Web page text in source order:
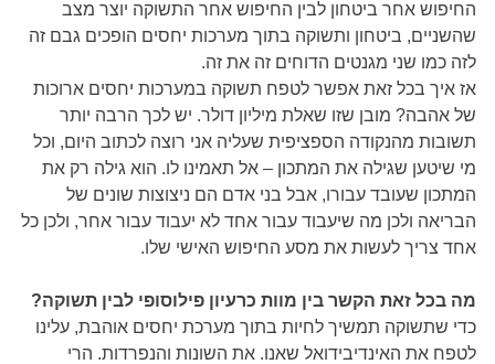
החיפוש אחר ביטחון לבין החיפוש אחר התשוקה יוצר מצב
שהשניים, ביטחון ותשוקה בתוך מערכות יחסים הופכים גבם זה
לזה כמו שני מגנטים הדוחים זה את זה.
אז איך בכל זאת אפשר לטפח תשוקה במערכות יחסים ארוכות
של אהבה? מובן שזו שאלת מיליון דולר. יש לכך הרבה יותר
תשובות מהנקודה הספציפית שעליה אני רוצה לכתוב היום, וכל
מי שיטען שגילה את המתכון – אל תאמינו לו. הוא גילה רק את
המתכון שעובד עבורו, אבל בני אדם הם ניצוצות שונים של
הבריאה ולכן מה שיעבוד עבור אחד לא יעבוד עבור אחר, ולכן כל
אחד צריך לעשות את מסע החיפוש האישי שלו.
מה בכל זאת הקשר בין מוות כרעיון פילוסופי לבין תשוקה?
כדי שתשוקה תמשיך לחיות בתוך מערכת יחסים אוהבת, עלינו
לטפח את האינדיבידואל שאנו. את השונות והנפרדות. הרי